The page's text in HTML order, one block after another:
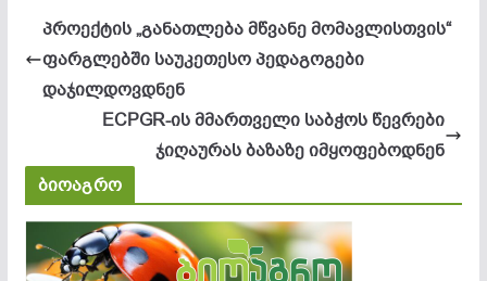
პროექტის „განათლება მწვანე მომავლისთვის“
ფარგლებში საუკეთესო პედაგოგები
დაჯილდოვდნენ
ECPGR-ის მმართველი საბჭოს წევრები
ჯიღაურას ბაზაზე იმყოფებოდნენ
ბიოაგრო